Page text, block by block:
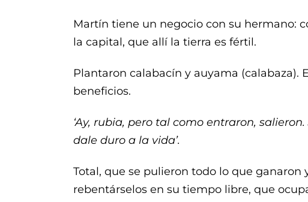
Martín tiene un negocio con su hermano:
la capital, que allí la tierra es fértil.
Plantaron calabacín y auyama (calabaza).
beneficios.
‘Ay, rubia, pero tal como entraron,
dale duro a la vida’.
Total, que se pulieron todo lo que
rebentárselos en su tiempo libre, que